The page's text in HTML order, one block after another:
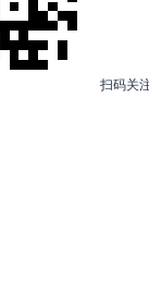
扫码关